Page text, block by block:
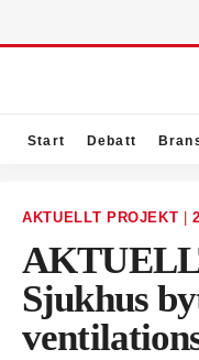
Start Debatt
AKTUELLT PROJEKT
Sjukhus